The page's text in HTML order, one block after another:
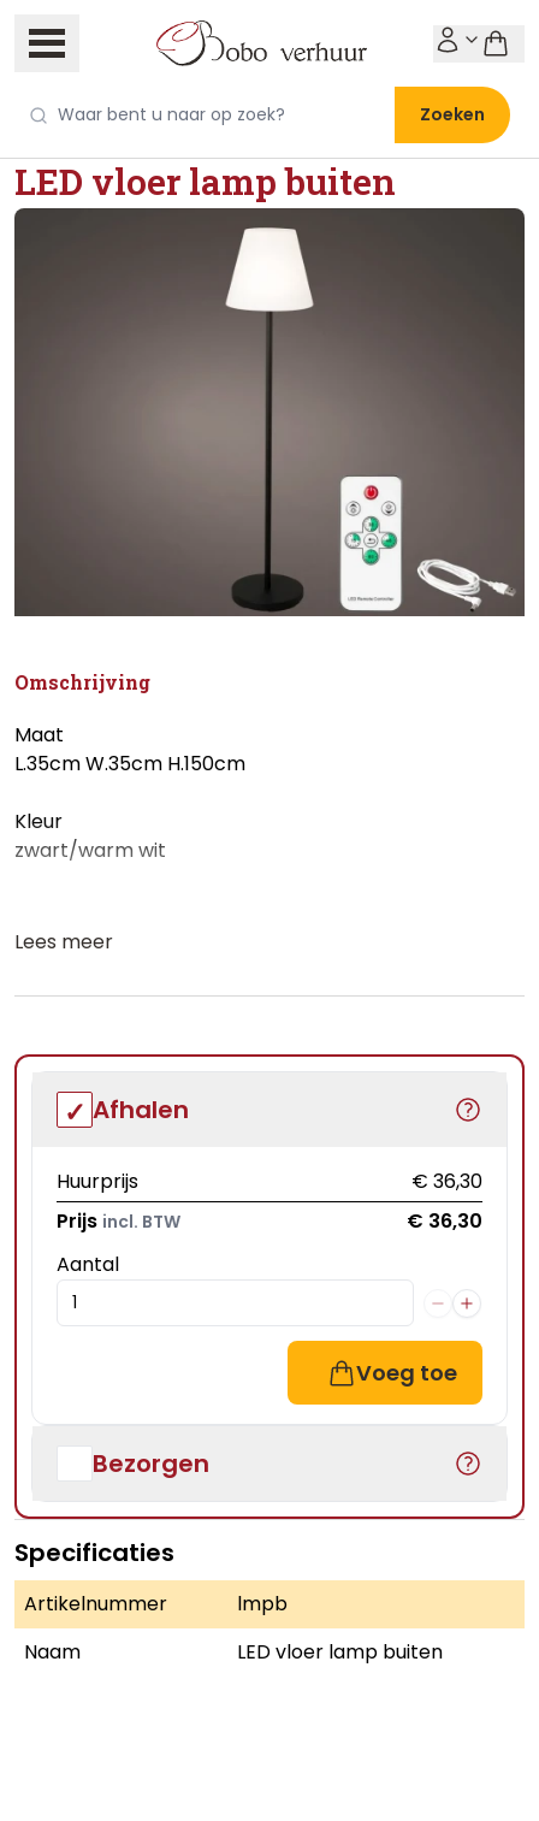
Zoeken
LED vloer lamp buiten
Omschrijving
Maat
L.35cm W.35cm H.150cm
Kleur
zwart/warm wit
Lees meer
Afhalen
Huurprijs
€ 36,30
Prijs incl. BTW
€ 36,30
Aantal
Voeg toe
Bezorgen
Specificaties
Artikelnummer
lmpb
Naam
LED vloer lamp buiten